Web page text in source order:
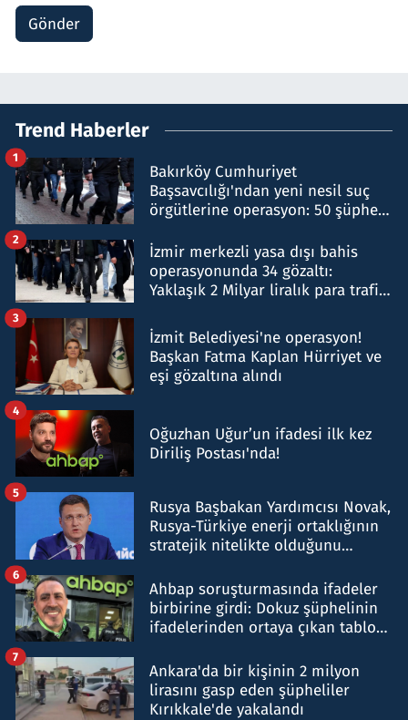
Gönder
Trend Haberler
Bakırköy Cumhuriyet
Başsavcılığı'ndan yeni nesil suç
örgütlerine operasyon: 50 şüpheli
1
İzmir merkezli yasa dışı bahis
operasyonunda 34 gözaltı:
Yaklaşık 2 Milyar liralık para trafiği
2
İzmit Belediyesi'ne operasyon!
Başkan Fatma Kaplan Hürriyet ve
eşi gözaltına alındı
3
Oğuzhan Uğur’un ifadesi ilk kez
Diriliş Postası'nda!
4
Rusya Başbakan Yardımcısı Novak,
Rusya-Türkiye enerji ortaklığının
stratejik nitelikte olduğunu
5
Ahbap soruşturmasında ifadeler
birbirine girdi: Dokuz şüphelinin
ifadelerinden ortaya çıkan tablo
6
Ankara'da bir kişinin 2 milyon
lirasını gasp eden şüpheliler
Kırıkkale'de yakalandı
7